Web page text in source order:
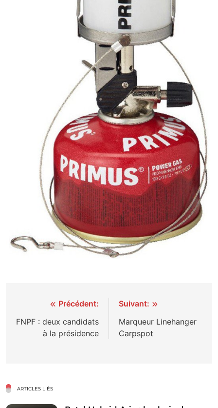
Navigation
de
l’article
Précédent:
FNPF : deux candidats
à la présidence
Suivant:
Marqueur Linehanger
Carpspot
ARTICLES LIÉS